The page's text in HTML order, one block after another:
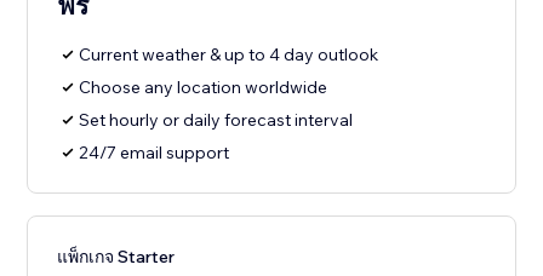
Current weather & up to 4 day outlook
Choose any location worldwide
Set hourly or daily forecast interval
24/7 email support
แพ็กเกจ Starter